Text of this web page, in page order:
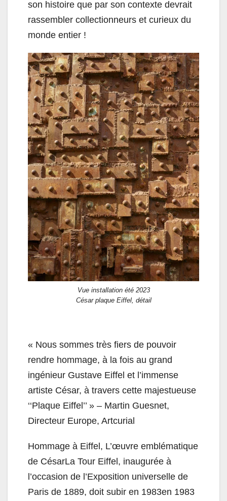
son histoire que par son contexte devrait
rassembler collectionneurs et curieux du
monde entier !
Vue installation été 2023
César plaque Eiffel, détail
« Nous sommes très fiers de pouvoir
rendre hommage, à la fois au grand
ingénieur Gustave Eiffel et l’immense
artiste César, à travers cette majestueuse
‘‘Plaque Eiffel’’ » – Martin Guesnet,
Directeur Europe, Artcurial
Hommage à Eiffel, L’œuvre emblématique
de CésarLa Tour Eiffel, inaugurée à
l’occasion de l’Exposition universelle de
Paris de 1889, doit subir en 1983en 1983